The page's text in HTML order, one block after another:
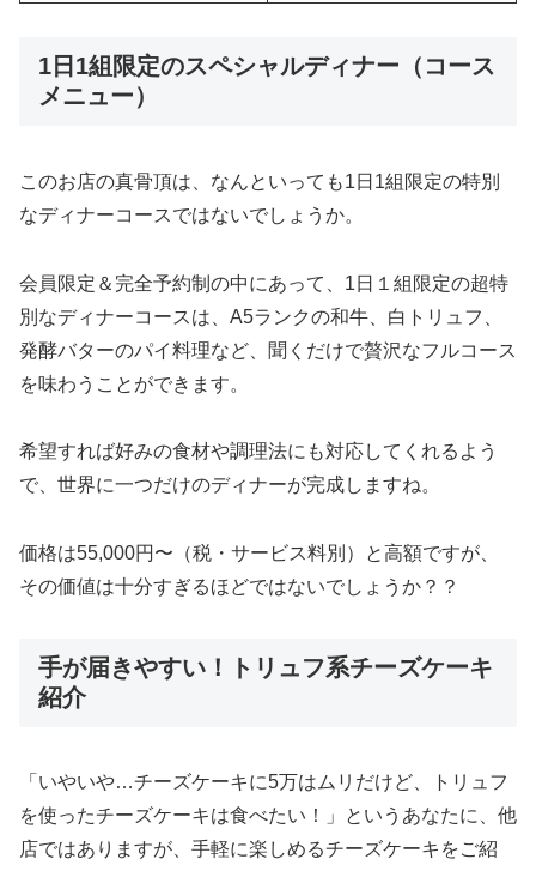
1日1組限定のスペシャルディナー（コース
メニュー）
このお店の真骨頂は、なんといっても1日1組限定の特別
なディナーコースではないでしょうか。
会員限定＆完全予約制の中にあって、1日１組限定の超特
別なディナーコースは、A5ランクの和牛、白トリュフ、
発酵バターのパイ料理など、聞くだけで贅沢なフルコース
を味わうことができます。
希望すれば好みの食材や調理法にも対応してくれるよう
で、世界に一つだけのディナーが完成しますね。
価格は55,000円〜（税・サービス料別）と高額ですが、
その価値は十分すぎるほどではないでしょうか？？
手が届きやすい！トリュフ系チーズケーキ
紹介
「いやいや…チーズケーキに5万はムリだけど、トリュフ
を使ったチーズケーキは食べたい！」というあなたに、他
店ではありますが、手軽に楽しめるチーズケーキをご紹